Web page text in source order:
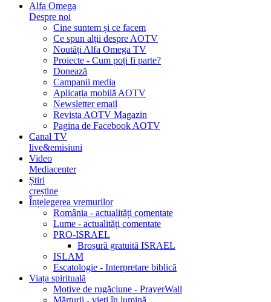
Alfa Omega
Despre noi
Cine suntem și ce facem
Ce spun alții despre AOTV
Noutăți Alfa Omega TV
Proiecte - Cum poți fi parte?
Donează
Campanii media
Aplicația mobilă AOTV
Newsletter email
Revista AOTV Magazin
Pagina de Facebook AOTV
Canal TV
live&emisiuni
Video
Mediacenter
Știri
creștine
Înțelegerea vremurilor
România - actualități comentate
Lume - actualități comentate
PRO-ISRAEL
Broșură gratuită ISRAEL
ISLAM
Escatologie - Interpretare biblică
Viața spirituală
Motive de rugăciune - PrayerWall
Mărturii - vieți în lumină